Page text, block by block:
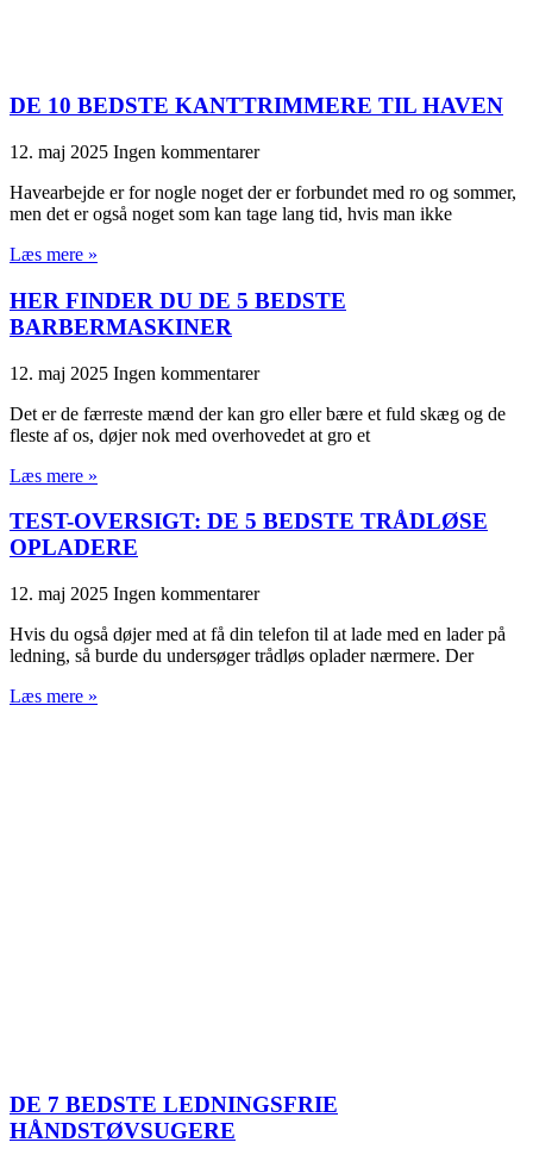
DE 10 BEDSTE KANTTRIMMERE TIL HAVEN
12. maj 2025 Ingen kommentarer
Havearbejde er for nogle noget der er forbundet med ro og sommer,
men det er også noget som kan tage lang tid, hvis man ikke
Læs mere »
HER FINDER DU DE 5 BEDSTE
BARBERMASKINER
12. maj 2025 Ingen kommentarer
Det er de færreste mænd der kan gro eller bære et fuld skæg og de
fleste af os, døjer nok med overhovedet at gro et
Læs mere »
TEST-OVERSIGT: DE 5 BEDSTE TRÅDLØSE
OPLADERE
12. maj 2025 Ingen kommentarer
Hvis du også døjer med at få din telefon til at lade med en lader på
ledning, så burde du undersøger trådløs oplader nærmere. Der
Læs mere »
DE 7 BEDSTE LEDNINGSFRIE
HÅNDSTØVSUGERE